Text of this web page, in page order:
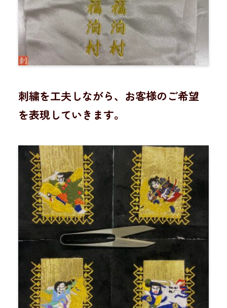
刺繍を工夫しながら、お客様のご希望
を表現していきます。